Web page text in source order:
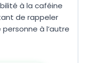
à la caféine
de rappeler
à l’autre